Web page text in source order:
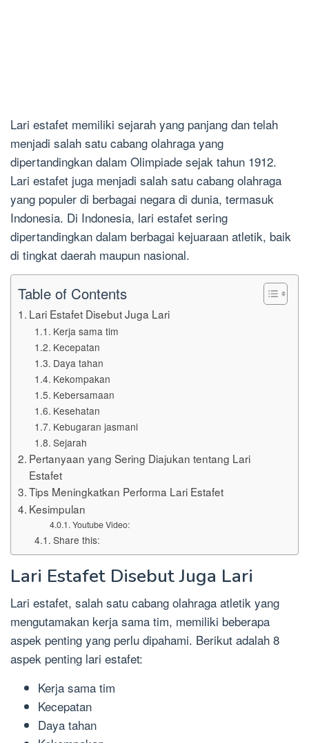
Lari estafet memiliki sejarah yang panjang dan telah
menjadi salah satu cabang olahraga yang
dipertandingkan dalam Olimpiade sejak tahun 1912.
Lari estafet juga menjadi salah satu cabang olahraga
yang populer di berbagai negara di dunia, termasuk
Indonesia. Di Indonesia, lari estafet sering
dipertandingkan dalam berbagai kejuaraan atletik, baik
di tingkat daerah maupun nasional.
Table of Contents
Lari Estafet Disebut Juga Lari
Kerja sama tim
Kecepatan
Daya tahan
Kekompakan
Kebersamaan
Kesehatan
Kebugaran jasmani
Sejarah
Pertanyaan yang Sering Diajukan tentang Lari
Estafet
Tips Meningkatkan Performa Lari Estafet
Kesimpulan
Youtube Video:
Share this:
Lari Estafet Disebut Juga Lari
Lari estafet, salah satu cabang olahraga atletik yang
mengutamakan kerja sama tim, memiliki beberapa
aspek penting yang perlu dipahami. Berikut adalah 8
aspek penting lari estafet:
Kerja sama tim
Kecepatan
Daya tahan